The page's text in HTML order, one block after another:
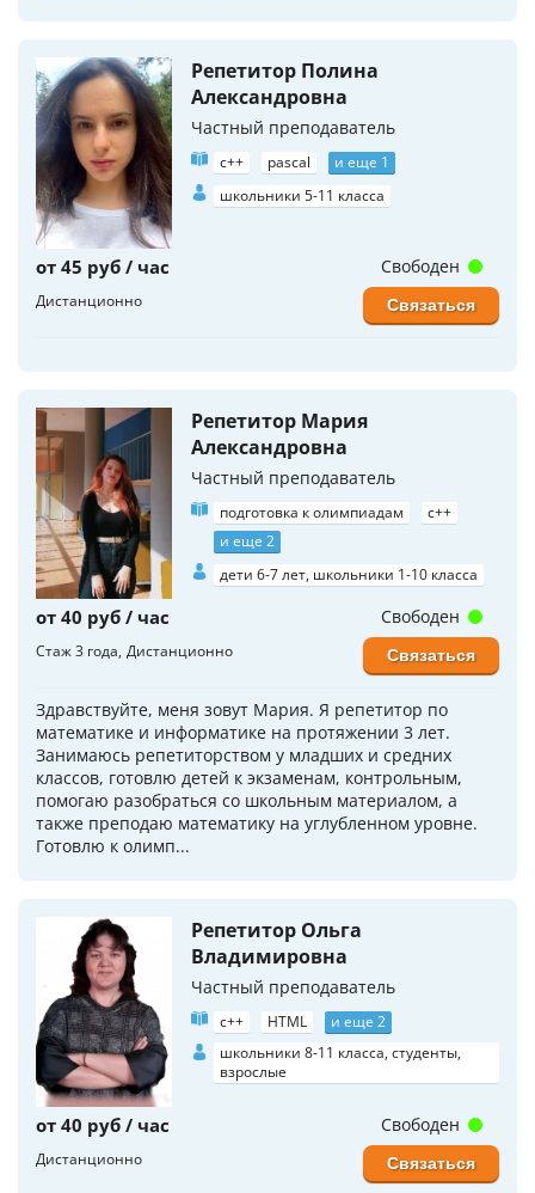
Репетитор Полина
Александровна
Частный преподаватель
c++ pascal
и еще 1
школьники 5-11 класса
от 45 руб / час
Дистанционно
Свободен
Связаться
Репетитор Мария
Александровна
Частный преподаватель
подготовка к олимпиадам
c++
и еще 2
дети 6-7 лет, школьники 1-10 класса
от 40 руб / час
Стаж 3 года Дистанционно
Здравствуйте, меня зовут Мария. Я репетитор по
математике и информатике на протяжении 3 лет.
Занимаюсь репетиторством у младших и средних
классов, готовлю детей к экзаменам, контрольным,
помогаю разобраться со школьным материалом, а
также преподаю математику на углубленном уровне.
Готовлю к олимп...
Свободен
Связаться
Репетитор Ольга
Владимировна
Частный преподаватель
c++ HTML
и еще 2
школьники 8-11 класса, студенты,
взрослые
от 40 руб / час
Дистанционно
Свободен
Связаться